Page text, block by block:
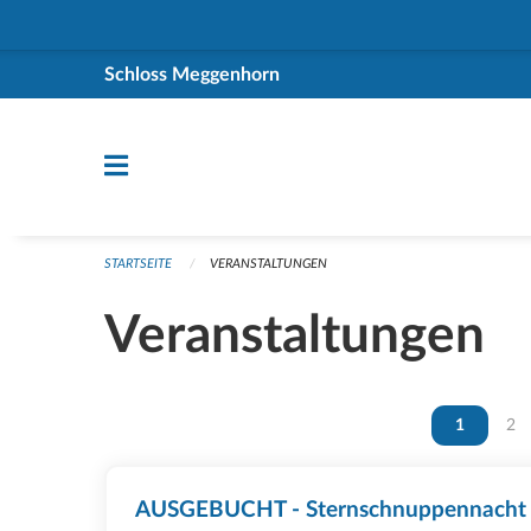
Schloss Meggenhorn
STARTSEITE VERANSTALTUNGEN
Veranstaltungen
Vous êtes
1 2
AUSGEBUCHT - Sternschnuppennacht